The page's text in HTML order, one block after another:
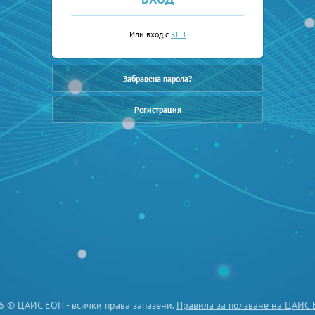
Или вход с КЕП
Забравена парола?
Регистрация
© ЦАИС ЕОП - всички права запазени. Правила за ползване на ЦАИС